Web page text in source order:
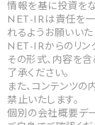
情報を基に投資を
NET-IRは責任を一
れるようお願いいた
NET-IRからのリン
その形式、内容を
了承ください。
また、コンテンツ
禁止いたします。
個別の会社概要デ